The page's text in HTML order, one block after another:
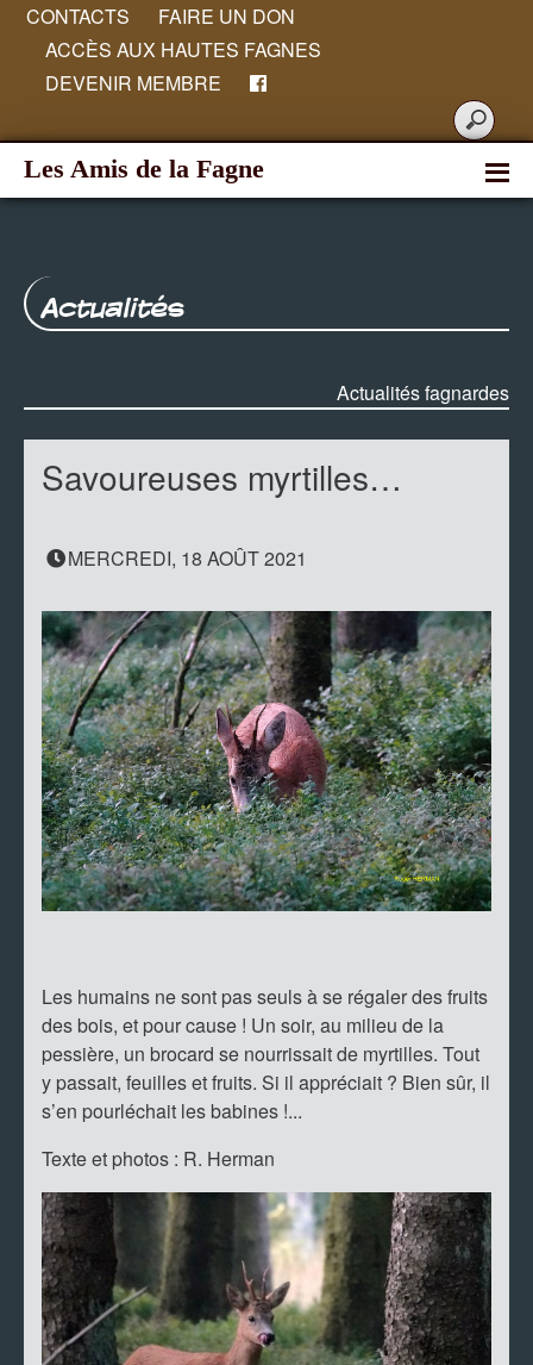
CONTACTS
FAIRE UN DON
ACCÈS AUX HAUTES FAGNES
DEVENIR MEMBRE
Les Amis de la Fagne
Actualités
Actualités fagnardes
Savoureuses myrtilles…
MERCREDI, 18 AOÛT 2021
Les humains ne sont pas seuls à se régaler des fruits
des bois, et pour cause ! Un soir, au milieu de la
pessière, un brocard se nourrissait de myrtilles. Tout
y passait, feuilles et fruits. Si il appréciait ? Bien sûr, il
s’en pourléchait les babines !...
Texte et photos : R. Herman